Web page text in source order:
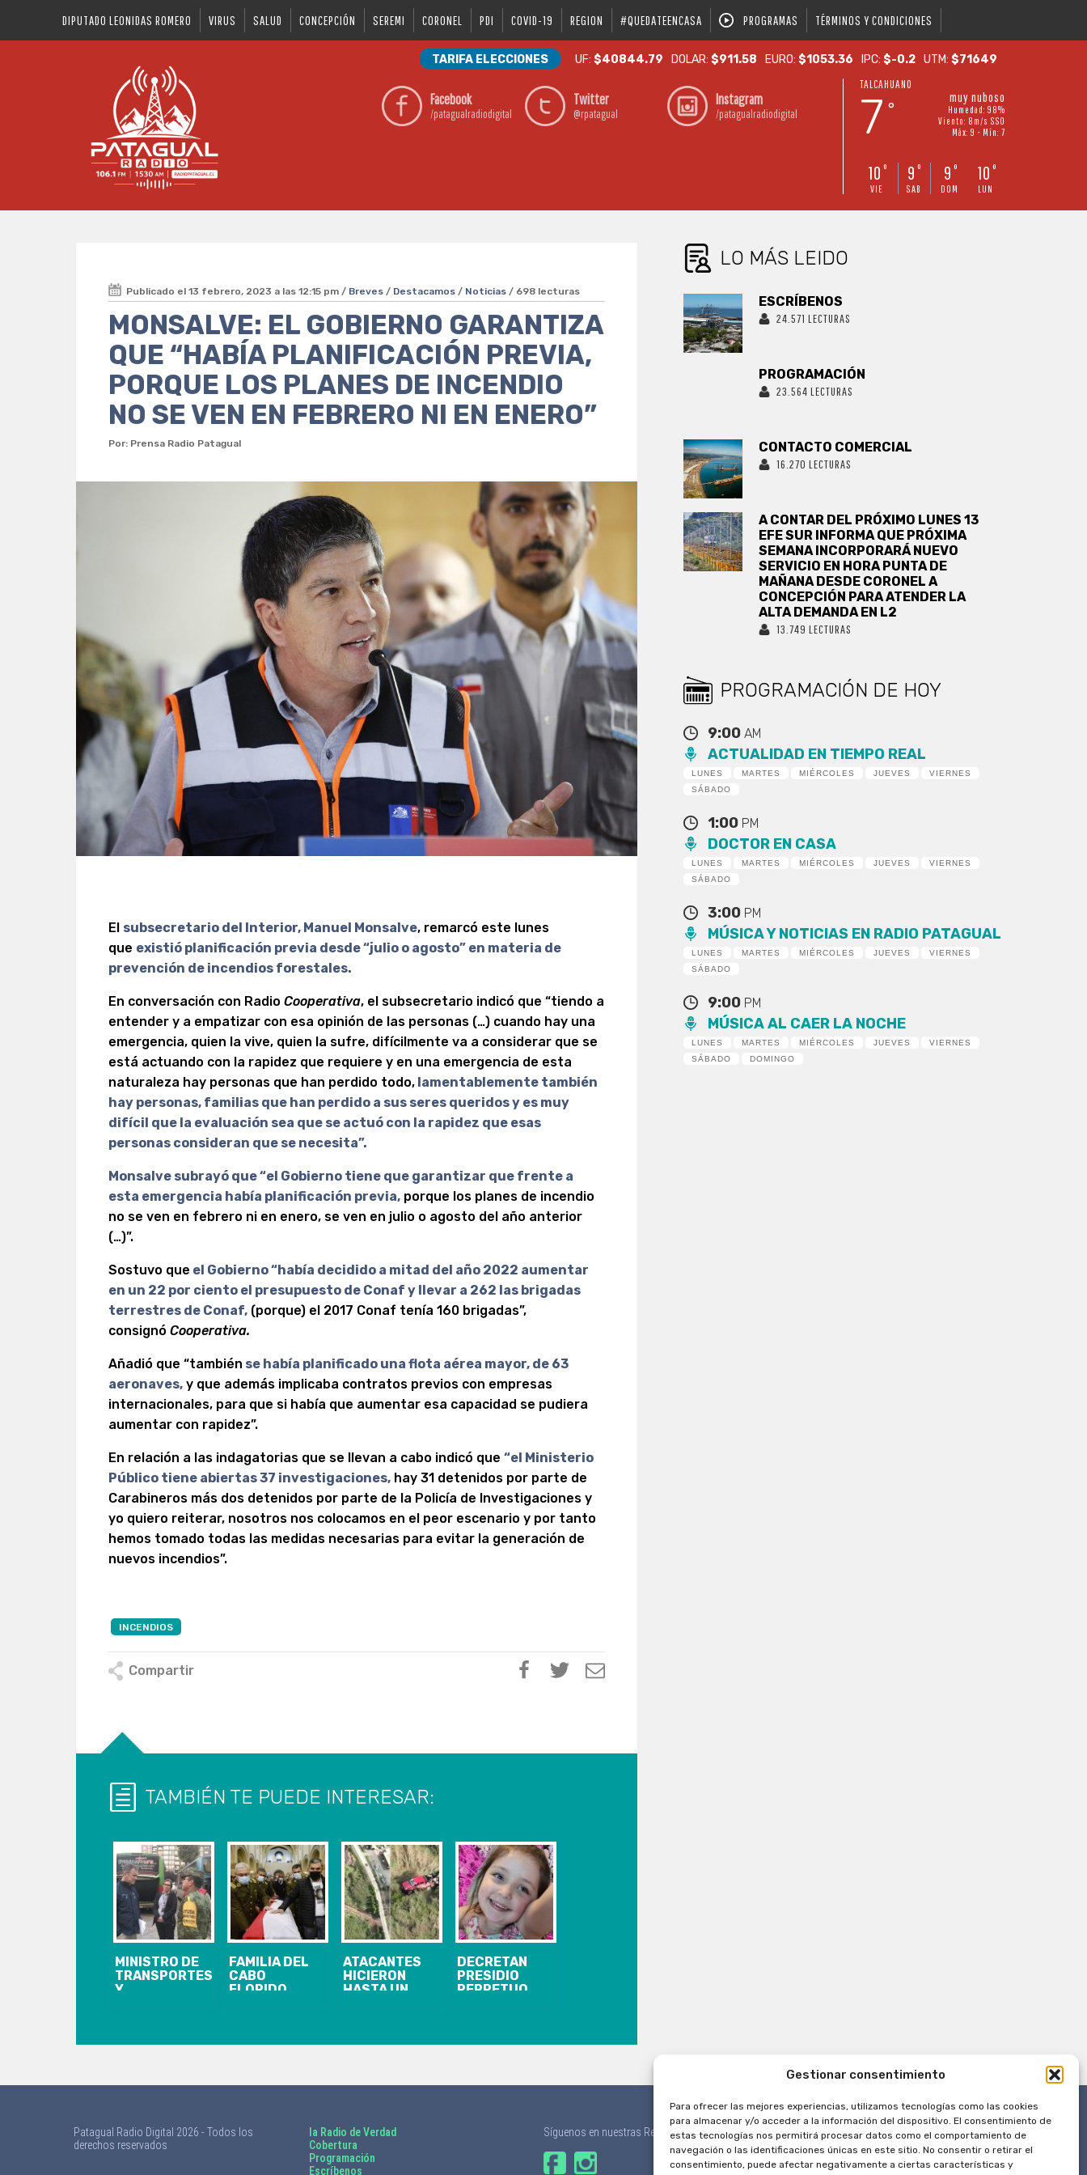
Gestionar consentimiento
Para ofrecer las mejores experiencias, utilizamos tecnologías como las cookies
para almacenar y/o acceder a la información del dispositivo. El consentimiento de
estas tecnologías nos permitirá procesar datos como el comportamiento de
navegación o las identificaciones únicas en este sitio. No consentir o retirar el
consentimiento, puede afectar negativamente a ciertas características y
DIPUTADO LEONIDAS ROMERO VIRUS SALUD CONCEPCIÓN SEREMI CORONEL PDI COVID-19 REGION #QUEDATEENCASA PROGRAMAS TÉRMINOS Y CONDICIONES
TARIFA ELECCIONES UF:$40844.79 DOLAR:$911.58 EURO:$1053.36 IPC:$-0.2 UTM:$71649
Facebook
/patagualradiodigital
Twitter
@rpatagual
Instagram
/patagualradiodigital
TALCAHUANO
7 °
muy nuboso
Humedad: 98%
Viento: 8m/s SSO
Máx: 9 • Mín: 7
10 °
VIE
9 °
SAB
9 °
DOM
10 °
LUN
Publicado el 13 febrero, 2023 a las 12:15 pm / Breves / Destacamos / Noticias / 698 lecturas
MONSALVE: EL GOBIERNO GARANTIZA
QUE “HABÍA PLANIFICACIÓN PREVIA,
PORQUE LOS PLANES DE INCENDIO
NO SE VEN EN FEBRERO NI EN ENERO”
Por: Prensa Radio Patagual
El subsecretario del Interior, Manuel Monsalve, remarcó este lunes
que existió planificación previa desde “julio o agosto” en materia de
prevención de incendios forestales.
En conversación con RadioCooperativa, el subsecretario indicó que “tiendo a
entender y a empatizar con esa opinión de las personas (…) cuando hay una
emergencia, quien la vive, quien la sufre, difícilmente va a considerar que se
está actuando con la rapidez que requiere y en una emergencia de esta
naturaleza hay personas que han perdido todo, lamentablemente también
hay personas, familias que han perdido a sus seres queridos y es muy
difícil que la evaluación sea que se actuó con la rapidez que esas
personas consideran que se necesita”.
Monsalve subrayó que “el Gobierno tiene que garantizar que frente a
esta emergencia había planificación previa, porque los planes de incendio
no se ven en febrero ni en enero, se ven en julio o agosto del año anterior
(…)”.
Sostuvo que el Gobierno “había decidido a mitad del año 2022 aumentar
en un 22 por ciento el presupuesto de Conaf y llevar a 262 las brigadas
terrestres de Conaf, (porque) el 2017 Conaf tenía 160 brigadas”,
consignó Cooperativa.
Añadió que “también se había planificado una flota aérea mayor, de 63
aeronaves, y que además implicaba contratos previos con empresas
internacionales, para que si había que aumentar esa capacidad se pudiera
aumentar con rapidez”.
En relación a las indagatorias que se llevan a cabo indicó que“el Ministerio
Público tiene abiertas 37 investigaciones, hay 31 detenidos por parte de
Carabineros más dos detenidos por parte de la Policía de Investigaciones y
yo quiero reiterar, nosotros nos colocamos en el peor escenario y por tanto
hemos tomado todas las medidas necesarias para evitar la generación de
nuevos incendios”.
INCENDIOS
Compartir
TAMBIÉN TE PUEDE INTERESAR:
MINISTRO DE
TRANSPORTES
Y
EXTRANJEROS
BUSES DE
INCENDIOS EN
EL BIOBÍO
FAMILIA DEL
CABO
FLORIDO
FUNERAL
ATACANTES
HICIERON
HASTA UN
EXPLICACIONES
ACTUAR EN
DECRETAN
PRESIDIO
PERPETUO
PARA
MOYA
LO MÁS LEIDO
ESCRÍBENOS
24.571 LECTURAS
PROGRAMACIÓN
23.564 LECTURAS
CONTACTO COMERCIAL
16.270 LECTURAS
A CONTAR DEL PRÓXIMO LUNES 13
EFE SUR INFORMA QUE PRÓXIMA
SEMANA INCORPORARÁ NUEVO
SERVICIO EN HORA PUNTA DE
MAÑANA DESDE CORONEL A
CONCEPCIÓN PARA ATENDER LA
ALTA DEMANDA EN L2
13.749 LECTURAS
PROGRAMACIÓN DE HOY
9:00AM
ACTUALIDAD EN TIEMPO REAL
LUNES MARTES MIÉRCOLES JUEVES
VIERNES
SÁBADO
1:00 PM
DOCTOR EN CASA
LUNES MARTES MIÉRCOLES JUEVES
VIERNES
SÁBADO
3:00 PM
MÚSICA Y NOTICIAS EN RADIO PATAGUAL
LUNES MARTES MIÉRCOLES JUEVES
VIERNES
SÁBADO
9:00 PM
MÚSICA AL CAER LA NOCHE
LUNES MARTES MIÉRCOLES JUEVES
VIERNES
SÁBADO
DOMINGO
Patagual Radio Digital 2026 - Todos los
derechos reservados
la Radio de Verdad
Cobertura
Programación
Escríbenos
Síguenos en nuestras Redes Sociales